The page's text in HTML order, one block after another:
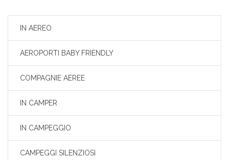
IN AEREO
AEROPORTI BABY FRIENDLY
COMPAGNIE AEREE
IN CAMPER
IN CAMPEGGIO
CAMPEGGI SILENZIOSI